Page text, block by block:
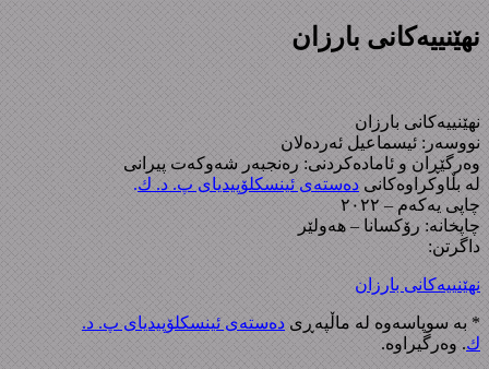
نهێنییەكانی بارزان
نهێنییەكانی بارزان
نووسەر: ئیسماعیل ئەردەلان
وەرگێڕان و ئامادەکردنی: رەنجبەر شەوکەت پیرانی
لە بڵاوکراوەکانی دەستەی ئینسکلۆپیدیای پ. د. ك.
چاپی یەکەم – ٢٠٢٢
چاپخانە: رۆکسانا – هەولێر
داگرتن:
نهێنییەكانی بارزان
* بە سوپاسەوە لە ماڵپەڕی دەستەی ئینسکلۆپیدیای پ. د.
ك. وەرگیراوە.